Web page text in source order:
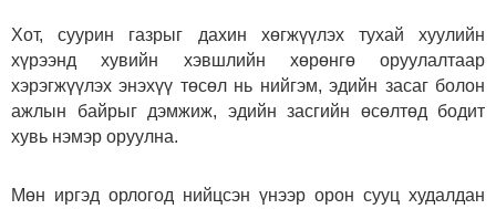
Хот, суурин газрыг дахин хөгжүүлэх тухай хуулийн
хүрээнд хувийн хэвшлийн хөрөнгө оруулалтаар
хэрэгжүүлэх энэхүү төсөл нь нийгэм, эдийн засаг болон
ажлын байрыг дэмжиж, эдийн засгийн өсөлтөд бодит
хувь нэмэр оруулна.
Мөн иргэд орлогод нийцсэн үнээр орон сууц худалдан